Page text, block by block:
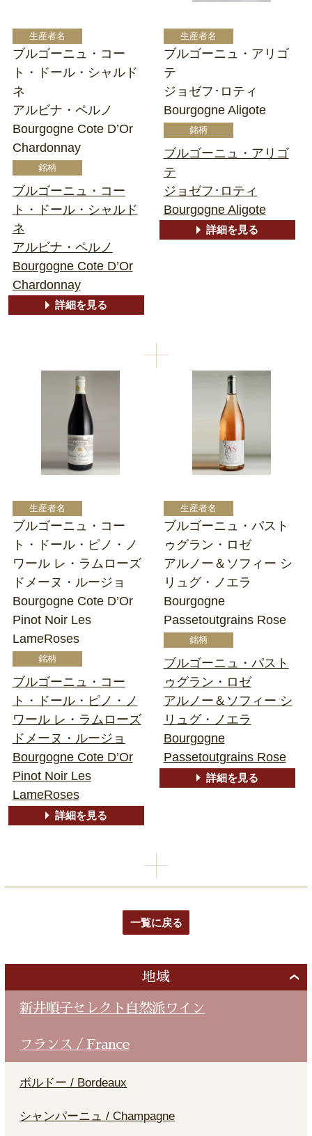
ブルゴーニュ・コー
ト・ドール・シャルド
ネ
アルビナ・ペルノ
Bourgogne Cote D’Or
Chardonnay
ブルゴーニュ・コー
ト・ドール・シャルド
ネ
アルビナ・ペルノ
Bourgogne Cote D’Or
Chardonnay
詳細を見る
ブルゴーニュ・アリゴ
テ
ジョゼフ･ロティ
Bourgogne Aligote
ブルゴーニュ・アリゴ
テ
ジョゼフ･ロティ
Bourgogne Aligote
詳細を見る
ブルゴーニュ・コー
ト・ドール・ピノ・ノ
ワール レ・ラムローズ
ドメーヌ・ルージョ
Bourgogne Cote D’Or
Pinot Noir Les
LameRoses
ブルゴーニュ・コー
ト・ドール・ピノ・ノ
ワール レ・ラムローズ
ドメーヌ・ルージョ
Bourgogne Cote D’Or
Pinot Noir Les
LameRoses
詳細を見る
ブルゴーニュ・パスト
ゥグラン・ロゼ
アルノー＆ソフィー シ
リュグ・ノエラ
Bourgogne
Passetoutgrains Rose
ブルゴーニュ・パスト
ゥグラン・ロゼ
アルノー＆ソフィー シ
リュグ・ノエラ
Bourgogne
Passetoutgrains Rose
詳細を見る
一覧に戻る
地域
新井順子セレクト自然派ワイン
フランス / France
ボルドー / Bordeaux
シャンパーニュ / Champagne